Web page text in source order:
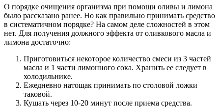
О порядке очищения организма при помощи оливы и лимона
было рассказано ранее. Но как правильно принимать средство
в систематичном порядке? На самом деле сложностей в этом
нет. Для получения должного эффекта от оливкового масла и
лимона достаточно:
Приготовиться некоторое количество смеси из 3 частей
масла и 1 части лимонного сока. Хранить ее следует в
холодильнике.
Ежедневно натощак принимать по столовой ложки
таковой.
Кушать через 10-20 минут после приема средства.